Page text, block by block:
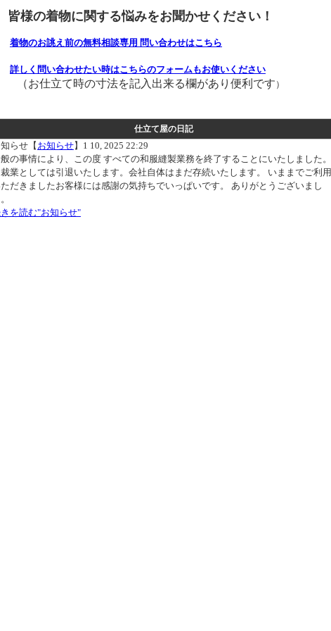
様の着物に関する悩みをお聞かせください！
着物のお誂え前の無料相談専用 問い合わせはこちら
詳しく問い合わせたい時はこちらのフォームもお使いください
（お仕立て時の寸法を記入出来る欄があり便利です ）
仕立て屋の日記
らせ【 お知らせ】1 10, 2025 22:29
の事情により、この度 すべての和服縫製業務を終了することにいたしました。
業としては引退いたします。会社自体はまだ存続いたします。 いままでご利用
だきましたお客様には感謝の気持ちでいっぱいです。 ありがとうございまし
を読む"お知らせ"